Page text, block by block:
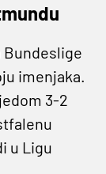
imenjaka.
3-2
u Ligu